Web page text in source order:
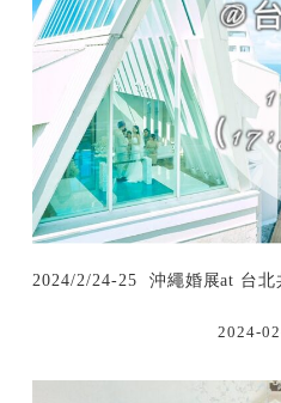
2024/2/24-25 沖繩婚展at 台北
2024-